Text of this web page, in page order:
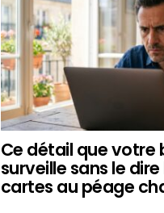
Ce détail que votre
surveille sans le
cartes au péage